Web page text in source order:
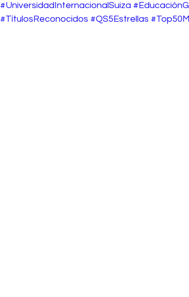
#UniversidadInternacionalSuiza
#TítulosReconocidos #QS5Estrellas